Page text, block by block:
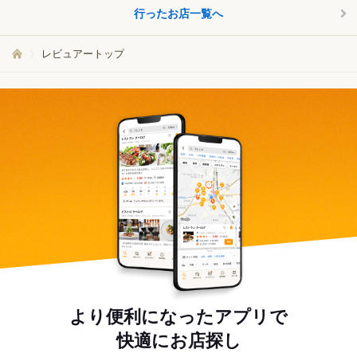
行ったお店一覧へ
レビュアートップ
より便利になったアプリで
快適にお店探し